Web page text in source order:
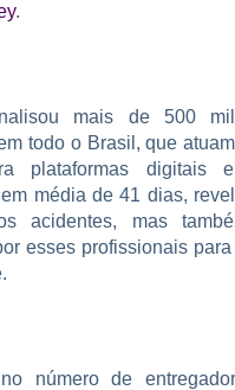
.
mais de 500
todo o Brasil, que
plataformas digitais
média de 41 dias,
acidentes, mas
esses profissionais
número de